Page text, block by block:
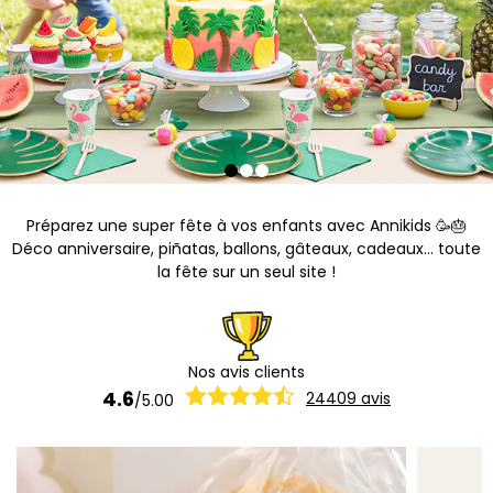
Préparez une super fête à vos enfants avec Annikids 🥳🎂
Déco anniversaire, piñatas, ballons, gâteaux, cadeaux... toute
la fête sur un seul site !
Nos avis clients
4.6/5.00 24409 avis